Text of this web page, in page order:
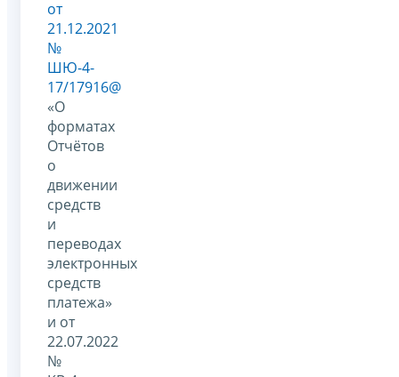
от
21.12.2021
№
ШЮ-4-
17/17916@
«О
форматах
Отчётов
о
движении
средств
и
переводах
электронных
средств
платежа»
и от
22.07.2022
№